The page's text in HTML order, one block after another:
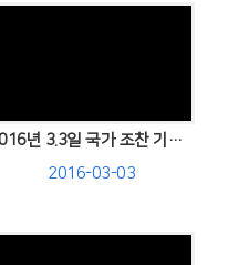
2016년 3.3일 국가 조찬 기도회 찬양
2016-03-03